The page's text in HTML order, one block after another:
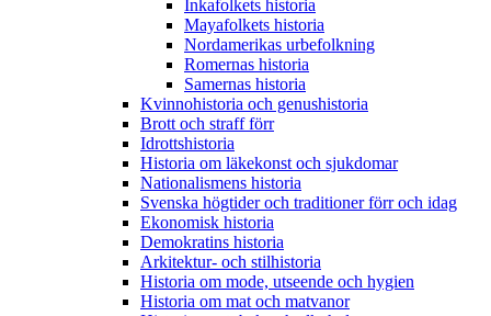
Inkafolkets historia
Mayafolkets historia
Nordamerikas urbefolkning
Romernas historia
Samernas historia
Kvinnohistoria och genushistoria
Brott och straff förr
Idrottshistoria
Historia om läkekonst och sjukdomar
Nationalismens historia
Svenska högtider och traditioner förr och idag
Ekonomisk historia
Demokratins historia
Arkitektur- och stilhistoria
Historia om mode, utseende och hygien
Historia om mat och matvanor